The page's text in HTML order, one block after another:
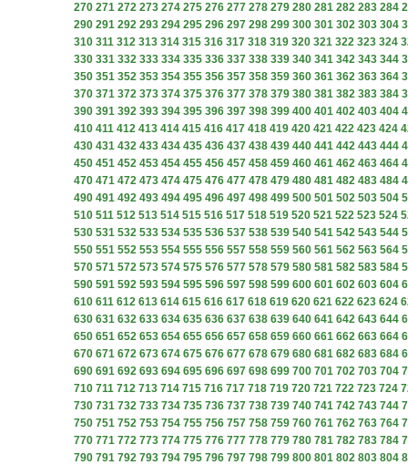
270 271 272 273 274 275 276 277 278 279 280 281 282 283 284
290 291 292 293 294 295 296 297 298 299 300 301 302 303 304
310 311 312 313 314 315 316 317 318 319 320 321 322 323 324
330 331 332 333 334 335 336 337 338 339 340 341 342 343 344
350 351 352 353 354 355 356 357 358 359 360 361 362 363 364
370 371 372 373 374 375 376 377 378 379 380 381 382 383 384
390 391 392 393 394 395 396 397 398 399 400 401 402 403 404
410 411 412 413 414 415 416 417 418 419 420 421 422 423 424
430 431 432 433 434 435 436 437 438 439 440 441 442 443 444
450 451 452 453 454 455 456 457 458 459 460 461 462 463 464
470 471 472 473 474 475 476 477 478 479 480 481 482 483 484
490 491 492 493 494 495 496 497 498 499 500 501 502 503 504
510 511 512 513 514 515 516 517 518 519 520 521 522 523 524
530 531 532 533 534 535 536 537 538 539 540 541 542 543 544
550 551 552 553 554 555 556 557 558 559 560 561 562 563 564
570 571 572 573 574 575 576 577 578 579 580 581 582 583 584
590 591 592 593 594 595 596 597 598 599 600 601 602 603 604
610 611 612 613 614 615 616 617 618 619 620 621 622 623 624
630 631 632 633 634 635 636 637 638 639 640 641 642 643 644
650 651 652 653 654 655 656 657 658 659 660 661 662 663 664
670 671 672 673 674 675 676 677 678 679 680 681 682 683 684
690 691 692 693 694 695 696 697 698 699 700 701 702 703 704
710 711 712 713 714 715 716 717 718 719 720 721 722 723 724
730 731 732 733 734 735 736 737 738 739 740 741 742 743 744
750 751 752 753 754 755 756 757 758 759 760 761 762 763 764
770 771 772 773 774 775 776 777 778 779 780 781 782 783 784
790 791 792 793 794 795 796 797 798 799 800 801 802 803 804